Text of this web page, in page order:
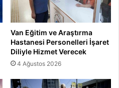
Van Eğitim ve Araştırma
Hastanesi Personelleri İşaret
Diliyle Hizmet Verecek
4 Ağustos 2026